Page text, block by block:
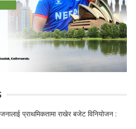
प्राथमिकतामा राखेर बजेट विनियोजन :